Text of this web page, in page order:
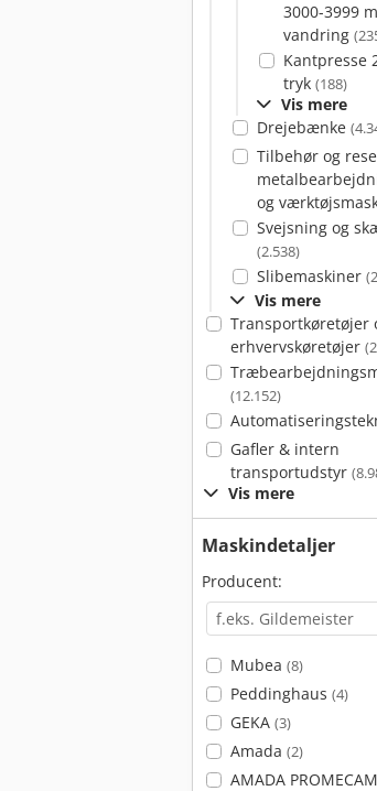
3000-3999
vandring
Kantpresse
tryk (188)
Vis mere
Drejebænke
Tilbehør og
og
Svejsning og
(2.538)
Slibemaskiner
Vis mere
Transportkøretøjer
erhvervskøretøjer
(12.152)
Gafler & intern
transportudstyr
Vis mere
Maskindetaljer
Producent:
Mubea (8)
Peddinghaus (4)
GEKA (3)
Amada (2)
AMADA PROMECAM